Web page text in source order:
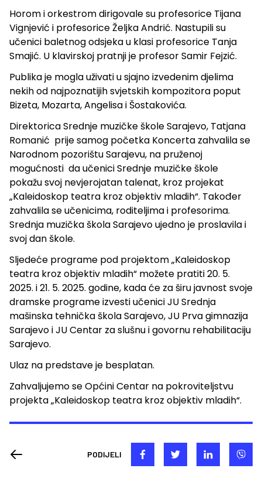
Horom i orkestrom dirigovale su profesorice Tijana
Vignjević i profesorice Željka Andrić. Nastupili su
učenici baletnog odsjeka u klasi profesorice Tanja
Smajić. U klavirskoj pratnji je profesor Samir Fejzić.
Publika je mogla uživati u sjajno izvedenim djelima
nekih od najpoznatijih svjetskih kompozitora poput
Bizeta, Mozarta, Angelisa i Šostakovića.
Direktorica Srednje muzičke škole Sarajevo, Tatjana
Romanić prije samog početka Koncerta zahvalila se
Narodnom pozorištu Sarajevu, na pruženoj
mogućnosti da učenici Srednje muzičke škole
pokažu svoj nevjerojatan talenat, kroz projekat
„Kaleidoskop teatra kroz objektiv mladih“. Također
zahvalila se učenicima, roditeljima i profesorima.
Srednja muzička škola Sarajevo ujedno je proslavila i
svoj dan škole.
Sljedeće programe pod projektom „Kaleidoskop
teatra kroz objektiv mladih“ možete pratiti 20. 5.
2025. i 21. 5. 2025. godine, kada će za širu javnost svoje
dramske programe izvesti učenici JU Srednja
mašinska tehnička škola Sarajevo, JU Prva gimnazija
Sarajevo i JU Centar za slušnu i govornu rehabilitaciju
Sarajevo.
Ulaz na predstave je besplatan.
Zahvaljujemo se Općini Centar na pokroviteljstvu
projekta „Kaleidoskop teatra kroz objektiv mladih“.
PODIJELI